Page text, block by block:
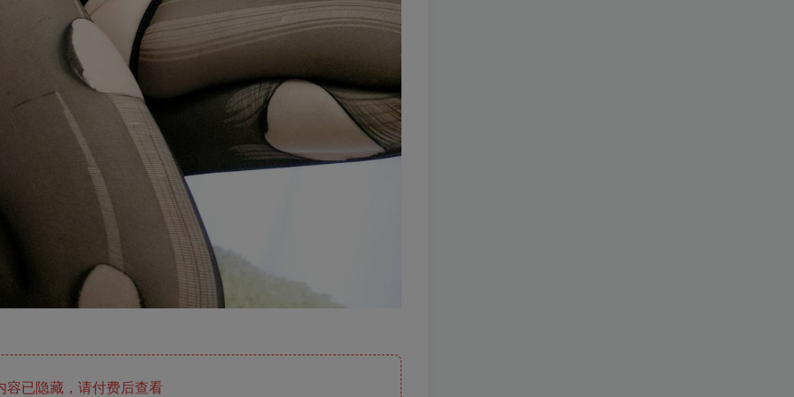
已隐藏，请付费后查看